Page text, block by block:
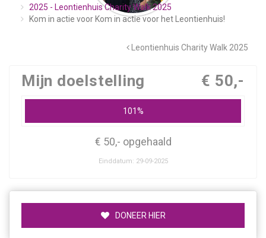
2025 - Leontienhuis Charity Walk 2025
Kom in actie voor Kom in actie voor het Leontienhuis!
Leontienhuis Charity Walk 2025
Mijn doelstelling € 50,-
101%
€ 50,- opgehaald
Einddatum: 29-09-2025
DONEER HIER